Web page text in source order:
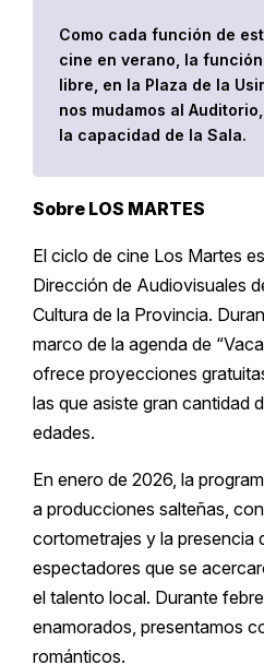
Como cada función de
cine en verano, la
libre, en la Plaza de la
nos mudamos al
la capacidad de la Sala.
Sobre LOS MARTES
El ciclo de cine Los Martes
Dirección de Audiovisuales
Cultura de la Provincia.
marco de la agenda de
ofrece proyecciones
las que asiste gran cantidad
edades.
En enero de 2026, la
a producciones salteñas,
cortometrajes y la presencia
espectadores que se
el talento local. Durante
enamorados, presentamos
románticos.